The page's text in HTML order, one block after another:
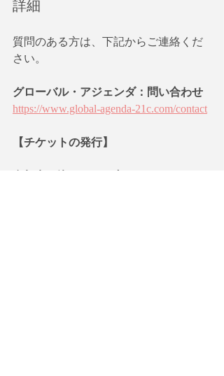
詳細
質問のある方は、下記からご連絡くだ
さい。
グローバル・アジェンダ：問い合わせ
https://www.global-agenda-21c.com/contact
【チケットの発行】